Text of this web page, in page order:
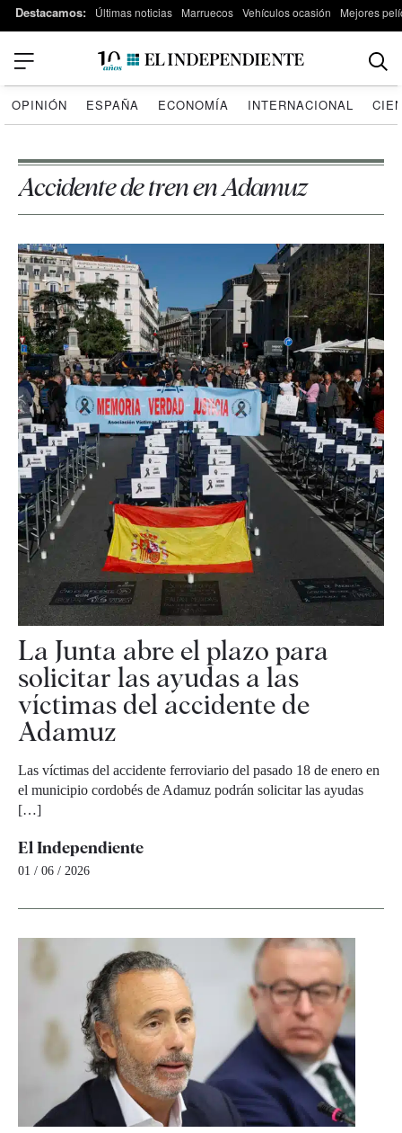
Destacamos: Últimas noticias Marruecos Vehículos ocasión Mejores
OPINIÓN ESPAÑA ECONOMÍA INTERNACIONAL
Accidente de tren en Adamuz
La Junta abre el plazo para
solicitar las ayudas a las
víctimas del accidente de
Adamuz
Las víctimas del accidente ferroviario del pasado 18 de enero en
el municipio cordobés de Adamuz podrán solicitar las ayudas
[…]
El Independiente
01 / 06 / 2026